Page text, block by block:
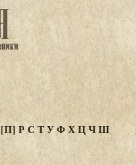
[П] Р С ТУФХЦЧШ